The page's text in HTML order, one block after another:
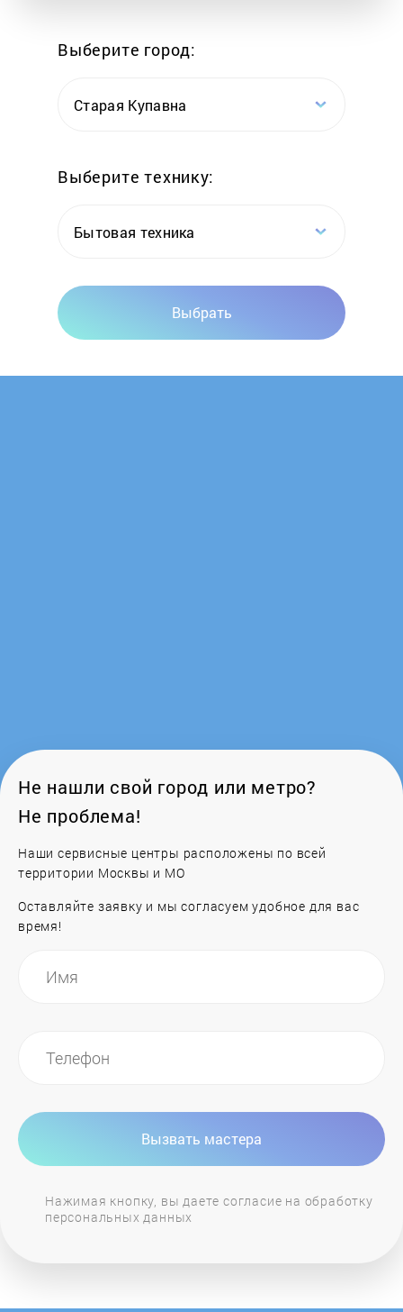
CaseGuru
CBR
Creative
DeLux
Diamond
Digma
Выберите город:
Старая Купавна
Выберите технику:
Бытовая техника
Выбрать
Не нашли свой город или метро?
Не проблема!
Наши сервисные центры расположены по всей
территории Москвы и МО
Оставляйте заявку и мы согласуем удобное для вас
время!
Вызвать мастера
Нажимая кнопку, вы даете согласие на обработку
персональных данных